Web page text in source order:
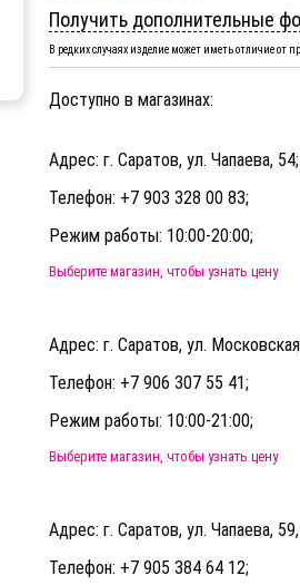
Получить дополнительные
В редких случаях изделие может иметь отличие от
Доступно в магазинах:
Адрес: г. Саратов, ул. Чапаева, 54;
Телефон: +7 903 328 00 83;
Режим работы: 10:00-20:00;
Выберите магазин, чтобы узнать цену
Адрес: г. Саратов, ул.
Телефон: +7 906 307 55 41;
Режим работы: 10:00-21:00;
Выберите магазин, чтобы узнать цену
Адрес: г. Саратов, ул. Чапаева,
Телефон: +7 905 384 64 12;